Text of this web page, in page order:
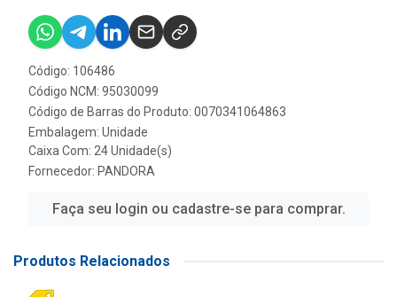
Código: 106486
Código NCM: 95030099
Código de Barras do Produto: 0070341064863
Embalagem: Unidade
Caixa Com: 24 Unidade(s)
Fornecedor: PANDORA
Faça seu login ou cadastre-se para comprar.
Produtos Relacionados